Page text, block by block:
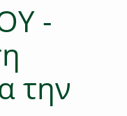
-
την